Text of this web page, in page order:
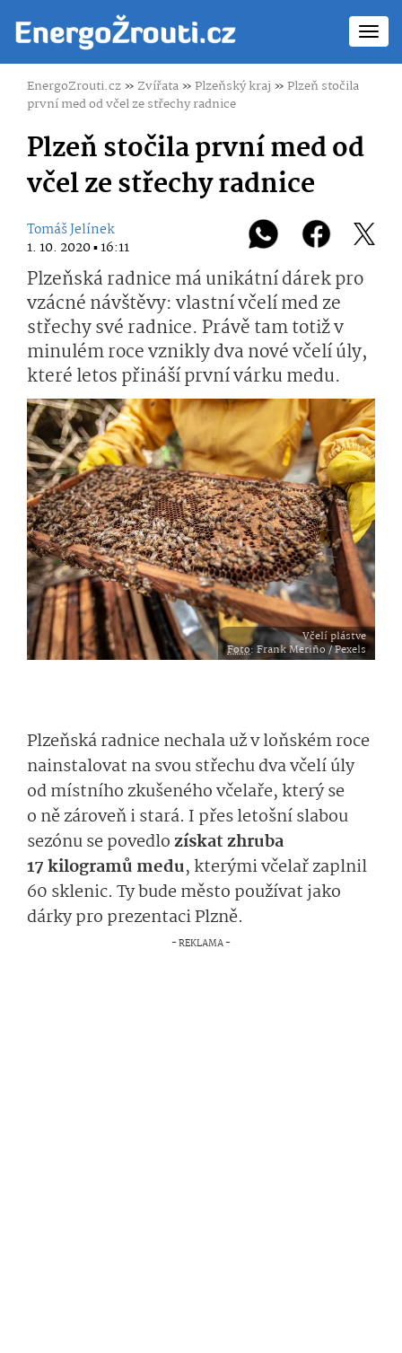
EnergoZrouti.cz»Zvířata»Plzeňský kraj »Plzeň stočila
první med od včel ze střechy radnice
Plzeň stočila první med od
včel ze střechy radnice
Tomáš Jelínek
1. 10. 2020 ▪ 16:11
Plzeňská radnice má unikátní dárek pro
vzácné návštěvy: vlastní včelí med ze
střechy své radnice. Právě tam totiž v
minulém roce vznikly dva nové včelí úly,
které letos přináší první várku medu.
Včelí plástve
Foto: Frank Meriño / Pexels
Plzeňská radnice nechala už v loňském roce
nainstalovat na svou střechu dva včelí úly
od místního zkušeného včelaře, který se
o ně zároveň i stará. I přes letošní slabou
sezónu se povedlozískat zhruba
17 kilogramů medu, kterými včelař zaplnil
60 sklenic. Ty bude město používat jako
dárky pro prezentaci Plzně.